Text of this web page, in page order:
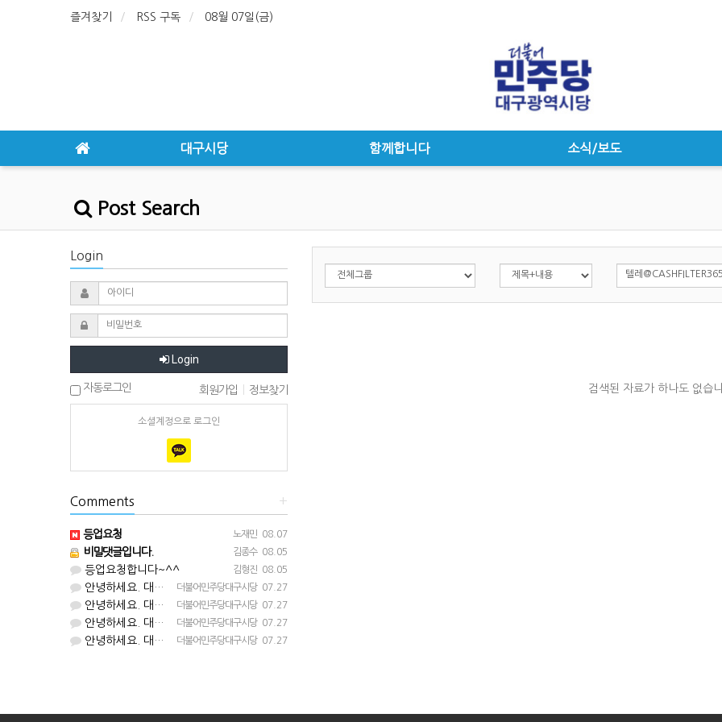
즐겨찾기 RSS 구독 08월 07일(금)
대구시당 함께합니다 소식/보도
Post Search
검색된 자료가 하나도 없습
Login
Login
자동로그인 회원가입 정보찾기
소셜계정으로 로그인
+
Comments
노재민 08.07
등업요청
김종수 08.05
비밀댓글입니다.
김형진 08.05
등업요청합니다~^^
더불어민주당대구시당 07.27
안녕하세요. 대구시당입니다. 등업 완료되었습니다^^
더불어민주당대구시당 07.27
안녕하세요. 대구시당입니다. 등업 완료되었습니다^^
더불어민주당대구시당 07.27
안녕하세요. 대구시당입니다. 등업 완료되었습니다^^
더불어민주당대구시당 07.27
안녕하세요. 대구시당입니다. 등업 완료되었습니다^^